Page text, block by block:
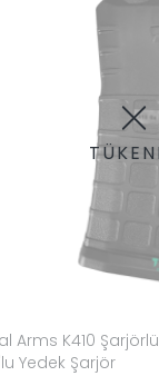
tüfek varyantı
Arms K410
Yedek Şarjör